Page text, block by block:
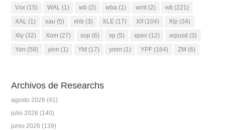
Vxx (15) WAL (1) wb (2) wba (1) wmt (2) wti (221)
XAL (1) xau (5) xhb (3) XLE (17) Xlf(104) Xlp (34)
Xly (32) Xom (27) xop (6) xp (5) xpev (12) xrpusd (3)
Yen (58) yinn (1) YM (17) ymm (1) YPF (164) ZM (6)
Archivos de Researchs
agosto 2026 (41)
julio 2026 (140)
junio 2026 (139)